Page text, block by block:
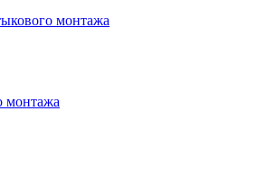
монтажа
монтажа